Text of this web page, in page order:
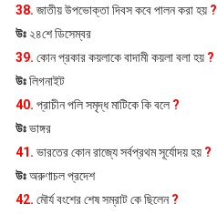
38. জাতীয় উপভোক্তা দিবস কবে পালন করা হয় ?
উঃ২৪শে ডিসেম্বর
39. কোন প্রকার কয়লাকে বাদামী কয়লা বলা হয় ?
উঃলিগনাইট
40. প্রাচীন পলি সমৃদ্ধ মাটিকে কি বলে ?
উঃভাঙ্গর
41. ভারতের কোন রাজ্যে সর্বপ্রথম সূর্যোদয় হয় ?
উঃঅরুণাচল প্রদেশ
42. মৌর্য বংশের শেষ সম্রাট কে ছিলেন?